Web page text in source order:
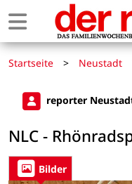
Startseite > Neustadt
reporter
NLC -
Bilder